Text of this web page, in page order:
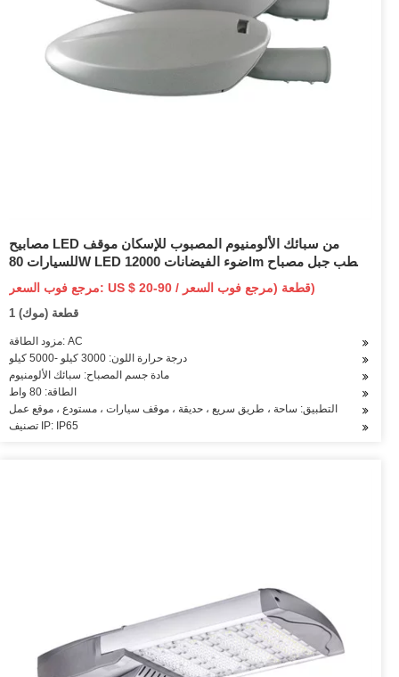
مصابيح LED من سبائك الألومنيوم المصبوب للإسكان موقف
للسيارات 80W LED ضوء الفيضانات 12000lm القطب جبل مصباح
LED IP65 AC 100-277V CE RoHS منطقة خارجية LED ضوء
الشارع
مرجع فوب السعر: US $ 20-90 / قطعة (مرجع فوب السعر)
1 قطعة (موك)
مزود الطاقة: AC
درجة حرارة اللون: 3000 كيلو -5000 كيلو
مادة جسم المصباح: سبائك الألومنيوم
الطاقة: 80 واط
التطبيق: ساحة ، طريق سريع ، حديقة ، موقف سيارات ، مستودع ، موقع عمل
تصنيف IP: IP65